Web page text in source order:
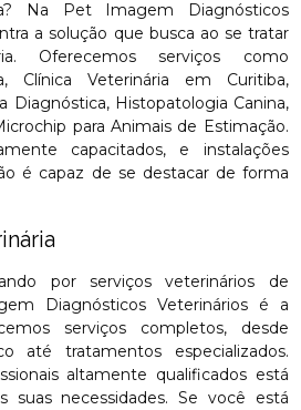
Na Pet Imagem Diagnósticos
a solução que busca ao se tratar
Oferecemos serviços como
Clínica Veterinária em Curitiba,
Diagnóstica, Histopatologia Canina,
para Animais de Estimação.
capacitados, e instalações
é capaz de se destacar de forma
por serviços veterinários de
Diagnósticos Veterinários é a
serviços completos, desde
até tratamentos especializados.
altamente qualificados está
suas necessidades. Se você está